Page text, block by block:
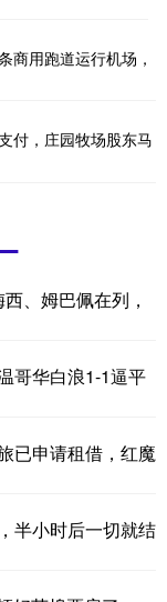
商用跑道运行机场，
付，庄园牧场股东马
、姆巴佩在列，
哥华白浪1-1逼平
已申请租借，红魔
半小时后一切就结